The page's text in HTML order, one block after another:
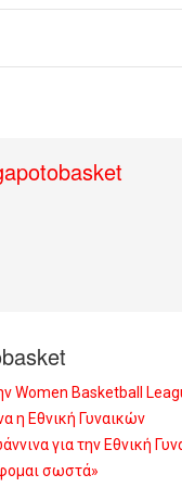
Women Basketball
η Εθνική Γυναικών
για την Εθνική
σωστά»